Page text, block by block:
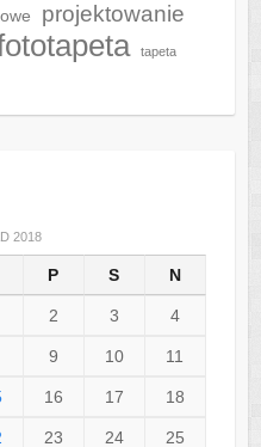
projektowanie
tapeta
2018
P S N
2 3 4
9 10 11
16 17 18
23 24 25